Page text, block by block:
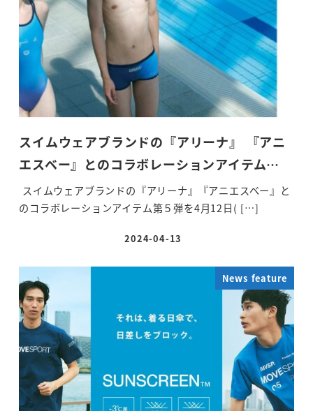
スイムウェアブランドの『アリーナ』 『アニ
エスベー』とのコラボレーションアイテム…
スイムウェアブランドの『アリーナ』『アニエスベー』と
のコラボレーションアイテム第５弾を4月12日( […]
投稿日
2024-04-13
News feature